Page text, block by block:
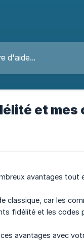
et mes
avantages
car les
fidélité et les
avantages avec